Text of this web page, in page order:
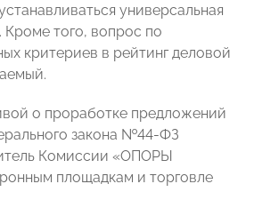
универсальная
Кроме того, вопрос по
критериев в рейтинг деловой
о проработке предложений
закона №44-ФЗ
Комиссии «ОПОРЫ
площадкам и торговле